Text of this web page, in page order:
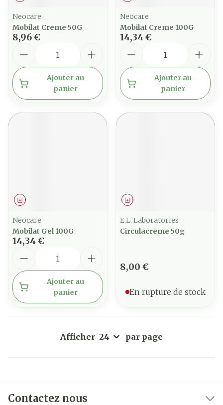
Neocare
Mobilat Creme 50G
8,96 €
Ajouter au
panier
Neocare
Mobilat Creme 100G
14,34 €
Ajouter au
panier
Médicament
Neocare
Mobilat Gel 100G
14,34 €
Ajouter au
panier
Médicament
E.L. Laboratories
Circulacreme 50g
8,00 €
En rupture de stock
Afficher par page
Contactez nous